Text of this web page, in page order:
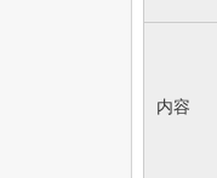
内容